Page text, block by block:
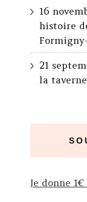
16
histoire
21
la
Je donne